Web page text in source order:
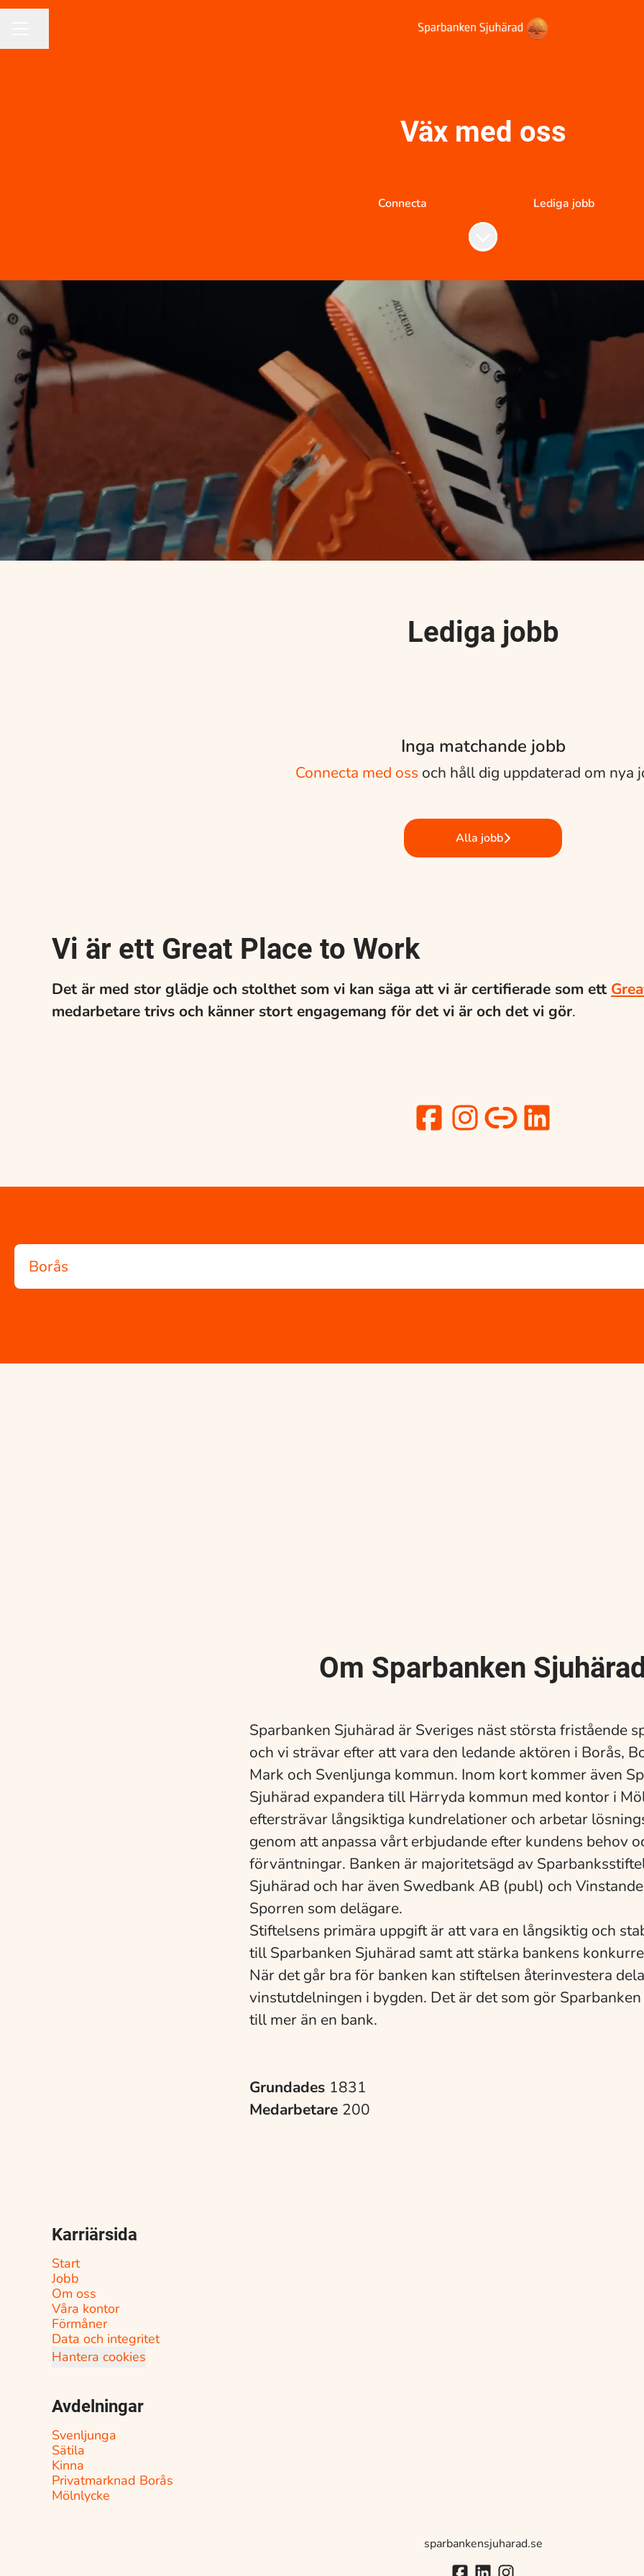
Väx med oss
Connecta
Lediga jobb
Skrolla för mer innehåll
Vill du bli en del av den
och lokala banken?
Med en stark lokal närvaro, personliga möten och
medarbetare skapar vi de bästa kundupplevelserna. Vi
stolthet det förtroende våra kunder har gett oss i över 190
tillsammans ger vi tillbaka genom att stötta projekt,
organisationer runt omkring oss i Sjuhärad.
Lediga jobb
Inga matchande jobb
Connecta med oss och håll dig uppdaterad om nya
Alla jobb
Vi är ett Great Place to Work
Det är med stor glädje och stolthet som vi kan säga att vi är certifierade som ett
medarbetare trivs och känner stort engagemang för det vi är och det vi gör.
Om Sparbanken
Sparbanken Sjuhärad är Sveriges näst största fristående
och vi strävar efter att vara den ledande aktören i Borås,
Mark och Svenljunga kommun. Inom kort kommer även
Sjuhärad expandera till Härryda kommun med kontor i
eftersträvar långsiktiga kundrelationer och arbetar
genom att anpassa vårt erbjudande efter kundens behov
förväntningar. Banken är majoritetsägd av
Sjuhärad och har även Swedbank AB (publ) och
Sporren som delägare.
Stiftelsens primära uppgift är att vara en långsiktig och
till Sparbanken Sjuhärad samt att stärka bankens
När det går bra för banken kan stiftelsen återinvestera
vinstutdelningen i bygden. Det är det som gör
till mer än en bank.
Grundades 1831
Medarbetare 200
Karriärsida
Start
Jobb
Om oss
Våra kontor
Förmåner
Data och integritet
Hantera cookies
Avdelningar
Svenljunga
Sätila
Kinna
Privatmarknad Borås
Mölnlycke
sparbankensjuharad.se